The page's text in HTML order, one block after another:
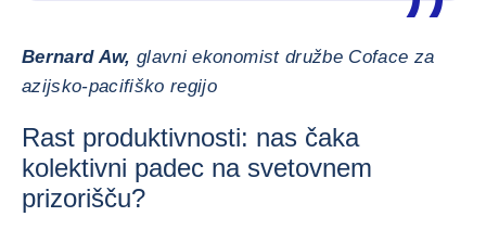
Bernard Aw,glavni ekonomist družbe Coface za
azijsko-pacifiško regijo
Rast produktivnosti: nas čaka
kolektivni padec na svetovnem
prizorišču?